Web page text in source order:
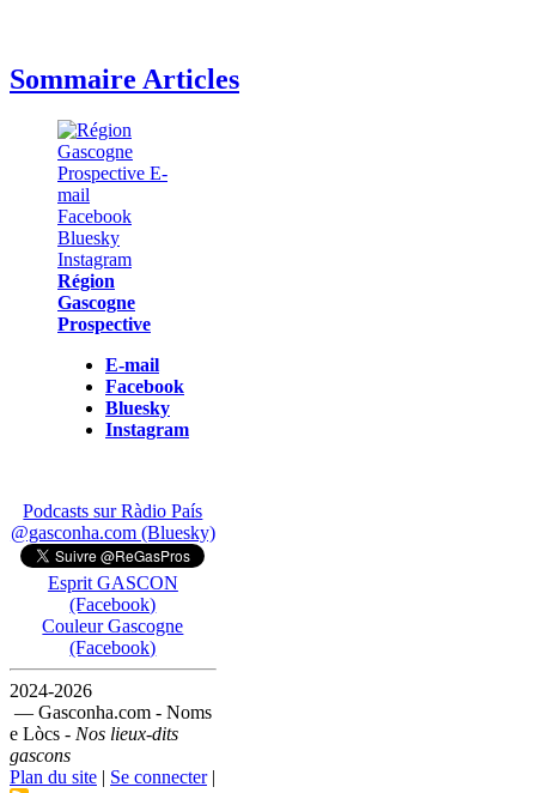
Sommaire Articles
Région
Gascogne
Prospective
E-mail
Facebook
Bluesky
Instagram
Podcasts sur Ràdio País
@gasconha.com (Bluesky)
Esprit GASCON
(Facebook)
Couleur Gascogne
(Facebook)
2024-2026
— Gasconha.com - Noms
e Lòcs - Nos lieux-dits
gascons
Plan du site | Se connecter|